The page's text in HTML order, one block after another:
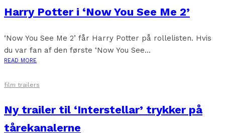
Harry Potter i ‘Now You See Me 2’
‘Now You See Me 2’ får Harry Potter på rollelisten. Hvis
du var fan af den første ‘Now You See...
READ MORE
film trailers
Ny trailer til ‘Interstellar’ trykker på
tårekanalerne